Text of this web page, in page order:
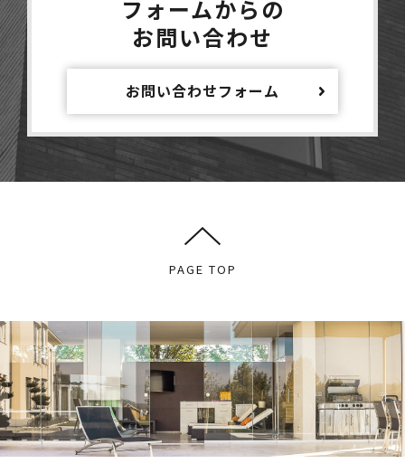
フォームからの
お問い合わせ
お問い合わせフォーム
PAGE TOP